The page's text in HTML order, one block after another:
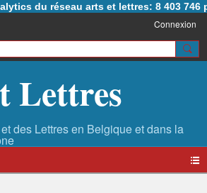
du réseau arts et lettres: 8 403 746
Connexion
Lettres